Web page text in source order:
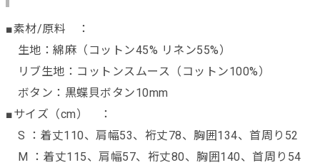
■素材/原料 ：
生地：綿麻（コットン45% リネン55%）
リブ生地：コットンスムース（コットン100%）
ボタン：黒蝶貝ボタン10mm
■サイズ（cm） ：
S ：着丈110、肩幅53、裄丈78、胸囲134、首周り52
M ：着丈115、肩幅57、裄丈80、胸囲140、首周り54